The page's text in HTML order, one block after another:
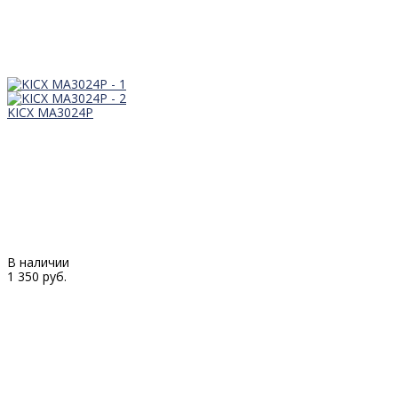
KICX MA3024P
В наличии
1 350 руб.